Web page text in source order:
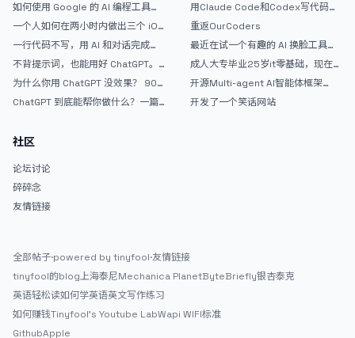
如何使用 Google 的 AI 编程工具
AntiGravity：独立开发者的新时代
武器
一个人如何在两小时内做出三个 iOS
APP？｜AntiGravity + Gemini 3 实
战完整记录
一行代码不写，用 AI 和对话完成一
个完整网站：《图书天堂》实战记录
不背提示词，也能用好 ChatGPT。
一个万能提问模板
为什么你用 ChatGPT 没效果？ 90%
的人第一步就问错了
ChatGPT 到底能帮你做什么？一篇
用Claude Code和Codex写代码真
的爽，但是App怎么挣钱还是很难啊
重返OurCoders
最近在试一个有趣的 AI 换脸工具，
效果挺不错
成人大专毕业25岁it零基础，现在想
考软件设计师，有什么好的建议吗，
谢谢！
开源Multi-agent AI智能体框架
aevatar.ai，欢迎大家贡献代码
开发了一个笑话网站
社区
论坛讨论
碎碎念
友情链接
全部帖子·powered by tinyfool·友情链接
tinyfool的blog上海泰尼Mechanica PlanetByteBriefly银杏泰克
英语轻松读如何学英语英文写作练习
如何赚钱Tinyfool's Youtube LabWapi WIFI标准
GithubApple